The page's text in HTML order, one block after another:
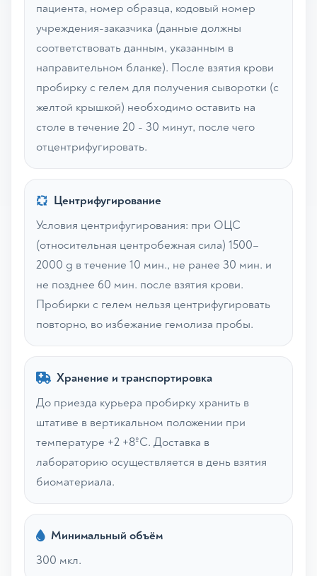
пациента, номер образца, кодовый номер
учреждения-заказчика (данные должны
соответствовать данным, указанным в
направительном бланке). После взятия крови
пробирку с гелем для получения сыворотки (с
желтой крышкой) необходимо оставить на
столе в течение 20 - 30 минут, после чего
отцентрифугировать.
Центрифугирование
Условия центрифугирования: при ОЦС
(относительная центробежная сила) 1500–
2000 g в течение 10 мин., не ранее 30 мин. и
не позднее 60 мин. после взятия крови.
Пробирки с гелем нельзя центрифугировать
повторно, во избежание гемолиза пробы.
Хранение и транспортировка
До приезда курьера пробирку хранить в
штативе в вертикальном положении при
температуре +2 +8ºС. Доставка в
лабораторию осуществляется в день взятия
биоматериала.
Минимальный объём
300 мкл.